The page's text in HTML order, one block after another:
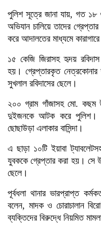
পুলিশ সূত্রে জানা যায়, গত ১৮
অভিযান চালিয়ে তাদের
করে আদালতের মাধ্যমে
১৫ কেজি জিরাসহ হৃদয়
হয়। গ্রেপ্তারকৃত নেত্রকোনার
সুখলাল রবিদাসের ছেলে।
২০০ গ্রাম গাঁজাসহ মো.
দুইজনকে আটক করে পুলিশ।
ছোছাউড়া এলাকার বাসিন্দা।
এ ছাড়া ১০টি ইয়াবা
যুবককে গ্রেপ্তার করা হয়। সে
ছেলে।
পূর্বধলা থানার ভারপ্রাপ্ত
বলেন, মাদক ও চোরাচালান
ব্যক্তিদের বিরুদ্ধে নিয়মিত